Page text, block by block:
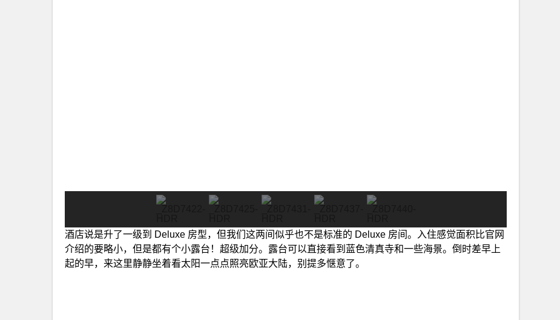
酒店说是升了一级到 Deluxe 房型，但我们这两间似乎也不是标准的 Deluxe 房间。入住感觉面积比官网
介绍的要略小，但是都有个小露台！超级加分。露台可以直接看到蓝色清真寺和一些海景。倒时差早上
起的早，来这里静静坐着看太阳一点点照亮欧亚大陆，别提多惬意了。